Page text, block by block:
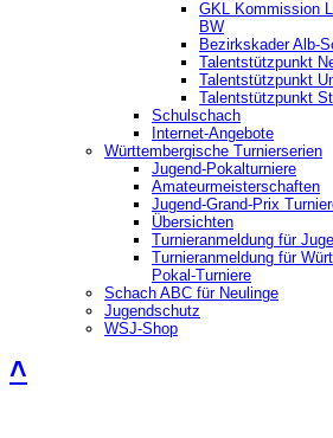
GKL Kommission
BW
Bezirkskader Alb-
Talentstützpunkt
Talentstützpunkt
Talentstützpunkt
Schulschach
Internet-Angebote
Württembergische Turnierserien
Jugend-Pokalturniere
Amateurmeisterschaften
Jugend-Grand-Prix
Übersichten
Turnieranmeldung für
Turnieranmeldung für
Pokal-Turniere
Schach ABC für Neulinge
Jugendschutz
WSJ-Shop
˄